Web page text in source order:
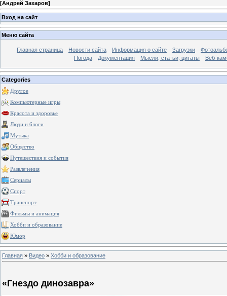
[Андрей Захаров]
Вход на сайт
Меню сайта
Главная страница Новости сайта Информация о сайте Загрузки
Погода
Документация Мысли, статьи, цитаты Веб-
Categories
Другое
Компьютерные игры
Красота и здоровье
Люди и блоги
Музыка
Общество
Путешествия и события
Развлечения
Сериалы
Спорт
Транспорт
Фильмы и анимация
Хобби и образование
Юмор
Главная » Видео » Хобби и образование
«Гнездо динозавра»